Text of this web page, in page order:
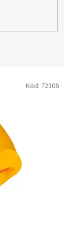
Kód: 72306